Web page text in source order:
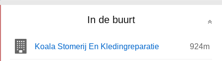
In de buurt
Koala Stomerij En Kledingreparatie 924m